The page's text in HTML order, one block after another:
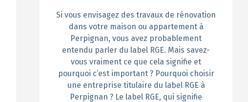
Si vous envisagez des travaux de rénovation
dans votre maison ou appartement à
Perpignan, vous avez probablement
entendu parler du label RGE. Mais savez-
vous vraiment ce que cela signifie et
pourquoi c’est important ? Pourquoi choisir
une entreprise titulaire du label RGE à
Perpignan ? Le label RGE, qui signifie